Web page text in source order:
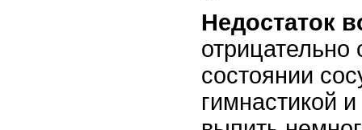
Недостаток
отрицательно
состоянии
гимнастикой